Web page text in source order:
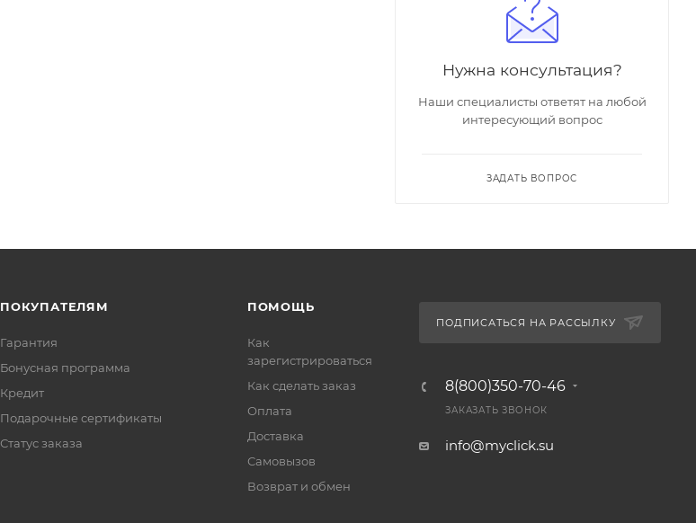
Нужна консультация?
Наши специалисты ответят на любой
интересующий вопрос
ЗАДАТЬ ВОПРОС
ПОКУПАТЕЛЯМ
Гарантия
Бонусная программа
Кредит
Подарочные сертификаты
Статус заказа
ПОМОЩЬ
Как
зарегистрироваться
Как сделать заказ
Оплата
Доставка
Самовызов
Возврат и обмен
ПОДПИСАТЬСЯ НА РАССЫЛКУ
8(800)350-70-46
ЗАКАЗАТЬ ЗВОНОК
info@myclick.su